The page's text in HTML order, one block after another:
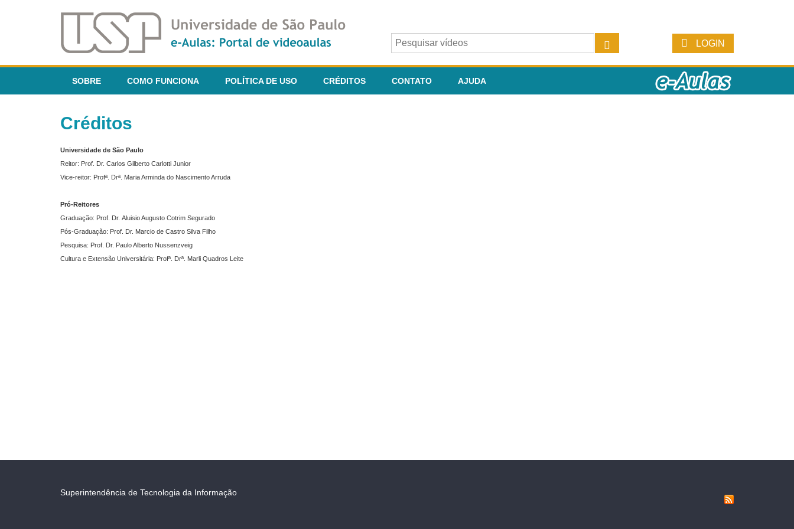
LOGIN
SOBRE COMO FUNCIONA POLÍTICA DE USO CRÉDITOS CONTATO AJUDA
Créditos
Universidade de São Paulo
Reitor: Prof. Dr. Carlos Gilberto Carlotti Junior
Vice-reitor: Profª. Drª. Maria Arminda do Nascimento Arruda
Pró-Reitores
Graduação: Prof. Dr. Aluisio Augusto Cotrim Segurado
Pós-Graduação: Prof. Dr. Marcio de Castro Silva Filho
Pesquisa: Prof. Dr. Paulo Alberto Nussenzveig
Cultura e Extensão Universitária: Profª. Drª. Marli Quadros Leite
Superintendência de Tecnologia da Informação